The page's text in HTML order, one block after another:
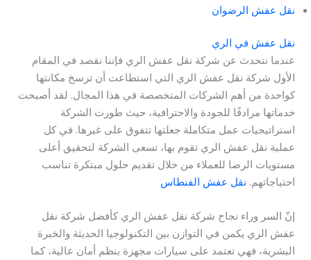
نقل عفش الرضوان
نقل عفش في الري
عندما نتحدث عن شركة نقل عفش الري فإننا نقصد في المقام
الأول شركة نقل عفش الري التي استطاعت أن ترسخ مكانتها
كواحدة من أهم الشركات المتخصصة في هذا المجال. لقد أصبحت
خدماتها مرادفًا للجودة والاحترافية، حيث طورت الشركة
استراتيجيات عمل متكاملة جعلتها تتفوق على غيرها. في كل
عملية نقل عفش الري تقوم بها، تسعى الشركة لتحقيق أعلى
مستويات الرضا للعملاء من خلال تقديم حلول مبتكرة تناسب
احتياجاتهم. نقل عفش الفنطاس
إنّ السر وراء نجاح شركة نقل عفش الري كأفضل شركة نقل
عفش الري يكمن في التوازن بين التكنولوجيا الحديثة والخبرة
البشرية، فهي تعتمد على سيارات مجهزة بنظم أمان عالية، كما